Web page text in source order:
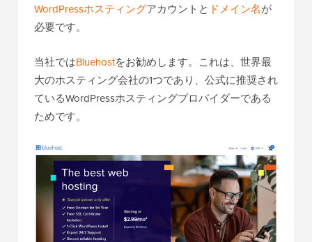
WordPressホスティングアカウントと ドメイン名が
必要です。
当社ではBluehostをお勧めします。これは、世界最
大のホスティング会社の1つであり、公式に推奨され
ているWordPressホスティングプロバイダーである
ためです。